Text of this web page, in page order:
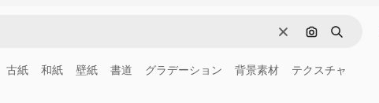
消去 画像で検索
検索
古紙 和紙 壁紙 書道 グラデーション 背景素材 テクスチャ